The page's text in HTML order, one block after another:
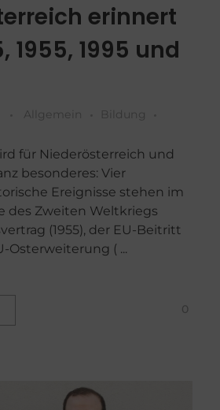
erinnert
1955, 1995 und
Allgemein
Bildung
für Niederösterreich und
besonderes: Vier
Ereignisse stehen im
des Zweiten Weltkriegs
(1955), der EU-Beitritt
Osterweiterung ( ...
0